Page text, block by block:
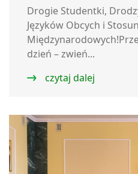
Drogie Studentki,
Języków Obcych i
dzień – zwień...
czytaj dalej